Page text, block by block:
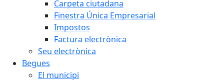
Carpeta ciutadana
Finestra Única Empresarial
Impostos
Factura electrònica
Seu electrònica
Begues
El municipi